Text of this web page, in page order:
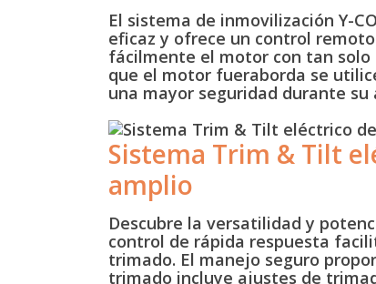
El sistema de inmovilización Y-
eficaz y ofrece un control
fácilmente el motor con tan
que el motor fueraborda se
una mayor seguridad durante su
Sistema Trim & Tilt
amplio
Descubre la versatilidad y
control de rápida respuesta
trimado. El manejo seguro
trimado incluye ajustes de